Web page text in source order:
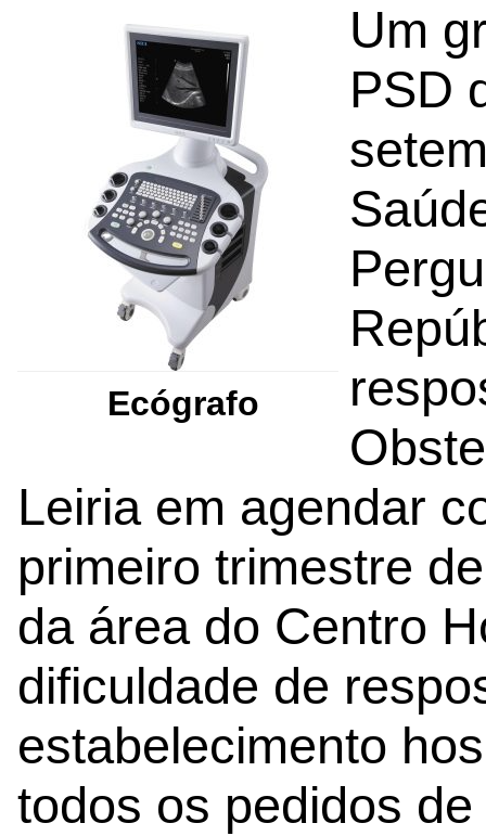
Ecógrafo
Um
PSD
Leiria em agendar
primeiro trimestre
da área do Centro
dificuldade de
estabelecimento
todos os pedidos